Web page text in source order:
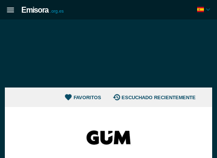
Emisora .org.es
FAVORITOS ESCUCHADO RECIENTEMENTE